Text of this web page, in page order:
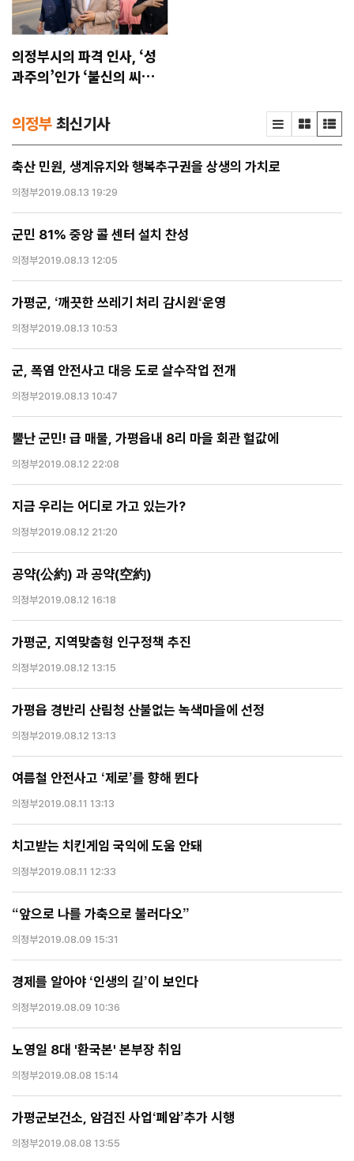
의정부시의 파격 인사, ‘성
과주의’인가 ‘불신의 씨
의정부 최신기사
축산 민원, 생계유지와 행복추구권을 상생의 가치로
의정부2019.08.13 19:29
군민 81% 중앙 콜 센터 설치 찬성
의정부2019.08.13 12:05
가평군, ‘깨끗한 쓰레기 처리 감시원‘운영
의정부2019.08.13 10:53
군, 폭염 안전사고 대응 도로 살수작업 전개
의정부2019.08.13 10:47
뿔난 군민! 급 매물, 가평읍내 8리 마을 회관 헐값에
의정부2019.08.12 22:08
지금 우리는 어디로 가고 있는가?
의정부2019.08.12 21:20
공약(公約) 과 공약(空約)
의정부2019.08.12 16:18
가평군, 지역맞춤형 인구정책 추진
의정부2019.08.12 13:15
가평읍 경반리 산림청 산불없는 녹색마을에 선정
의정부2019.08.12 13:13
여름철 안전사고 ‘제로’를 향해 뛴다
의정부2019.08.11 13:13
치고받는 치킨게임 국익에 도움 안돼
의정부2019.08.11 12:33
“앞으로 나를 가축으로 불러다오”
의정부2019.08.09 15:31
경제를 알아야 ‘인생의 길’이 보인다
의정부2019.08.09 10:36
노영일 8대 '환국본' 본부장 취임
의정부2019.08.08 15:14
가평군보건소, 암검진 사업‘폐암’추가 시행
의정부2019.08.08 13:55